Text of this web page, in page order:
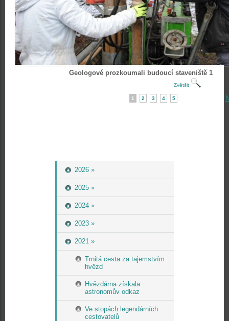
2026 »
2025 »
2024 »
2023 »
2021 »
Trnitá cesta za tajemstvím
hvězd
Hvězdárna získala
astronomův odkaz
Ve stopách legendárních
cestovatelů
Geologové prozkoumali budoucí staveniště 1
Zvětšit
1 2 3 4 5